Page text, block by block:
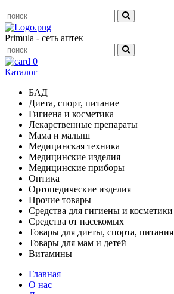
Primula - сеть аптек
0
Каталог
БАД
Диета, спорт, питание
Гигиена и косметика
Лекарственные препараты
Мама и малыш
Медицинская техника
Медицинские изделия
Медицинские приборы
Оптика
Ортопедические изделия
Прочие товары
Средства для гигиены и косметики
Средства от насекомых
Товары для диеты, спорта, питания
Товары для мам и детей
Витамины
Главная
О нас